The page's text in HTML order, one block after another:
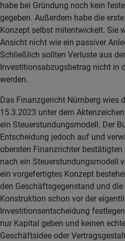
habe bei Gründung noch kein
gegeben. Außerdem habe die
Konzept selbst mitentwickelt. Sie
Ansicht nicht wie ein passiver
Schließlich sollten Verluste aus
Investitionsabzugsbetrag nicht in
werden.
Das Finanzgericht Nürnberg wies
15.3.2023 unter dem
ein Steuerstundungsmodell. Der
Entscheidung jedoch auf und
obersten Finanzrichter bestätigten
nach ein Steuerstundungsmodell
ein vorgefertigtes Konzept
den Geschäftsgegenstand und
Konstruktion schon vor der
Investitionsentscheidung
nur Kapital geben und keinen
Geschäftsidee oder